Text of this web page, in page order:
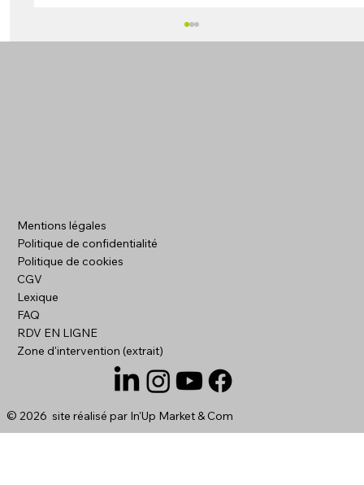
votre site web ?
Mentions légales
Politique de confidentialité
Politique de cookies
CGV
Lexique
FAQ
RDV EN LIGNE
Zone d'intervention (extrait)
© 2026 site réalisé par In'Up Market & Com